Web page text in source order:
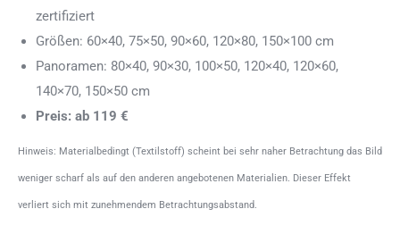
zertifiziert
Größen: 60×40, 75×50, 90×60, 120×80, 150×100 cm
Panoramen: 80×40, 90×30, 100×50, 120×40, 120×60,
140×70, 150×50 cm
Preis: ab 119 €
Hinweis: Materialbedingt (Textilstoff) scheint bei sehr naher Betrachtung das Bild
weniger scharf als auf den anderen angebotenen Materialien. Dieser Effekt
verliert sich mit zunehmendem Betrachtungsabstand.